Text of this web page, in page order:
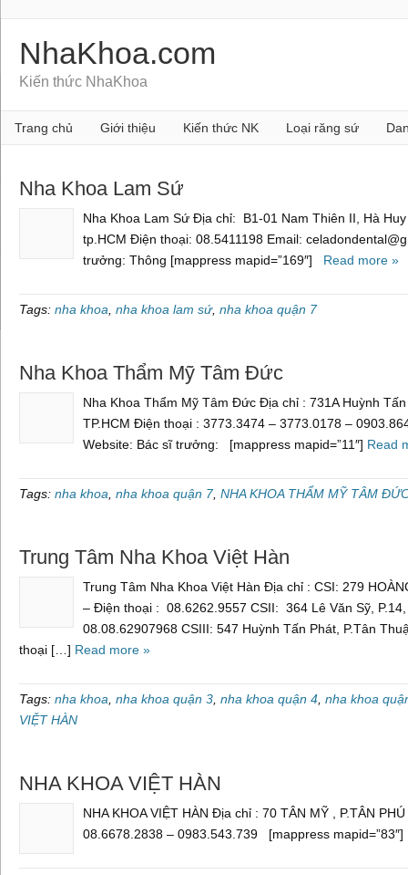
NhaKhoa.com
Kiến thức NhaKhoa
Trang chủ Giới thiệu Kiến thức NK Loại răng sứ
Nha Khoa Lam Sứ
Nha Khoa Lam Sứ Địa chỉ: B1-01 Nam Thiên II, Hà
tp.HCM Điện thoại: 08.5411198 Email:
trưởng: Thông [mappress mapid=”169″] Read more »
Tags: nha khoa nha khoa lam sứ, nha khoa quận 7
Nha Khoa Thẩm Mỹ Tâm Đức
Nha Khoa Thẩm Mỹ Tâm Đức Địa chỉ : 731A Huỳnh
TP.HCM Điện thoại : 3773.3474 – 3773.0178 –
Website: Bác sĩ trưởng: [mappress mapid=”11″] Read
Tags: nha khoa nha khoa quận 7, NHA KHOA THẨM MỸ TÂM
Trung Tâm Nha Khoa Việt Hàn
Trung Tâm Nha Khoa Việt Hàn Địa chỉ : CSI: 279
– Điện thoại : 08.6262.9557 CSII: 364 Lê Văn Sỹ,
08.08.62907968 CSIII: 547 Huỳnh Tấn Phát, P.Tân
thoại […] Read more »
Tags: nha khoa nha khoa quận 3 nha khoa quận 4 nha khoa
VIỆT HÀN
NHA KHOA VIỆT HÀN
NHA KHOA VIỆT HÀN Địa chỉ : 70 TÂN MỸ , P.TÂN
08.6678.2838 – 0983.543.739 [mappress mapid=”83″]